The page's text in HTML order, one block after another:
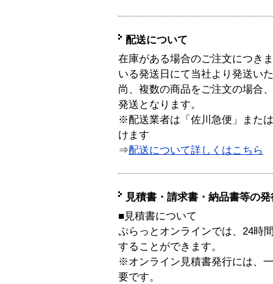
配送について
在庫がある場合のご注文につき
いる発送日にて当社より発送い
尚、複数の商品をご注文の場合
発送となります。
※配送業者は「佐川急便」また
けます
⇒配送について詳しくはこちら
見積書・請求書・納品書等の
■見積書について
ぷらっとオンラインでは、24時
することができます。
※オンライン見積書発行には、
要です。